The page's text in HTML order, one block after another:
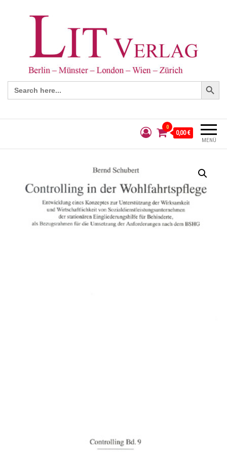
Search
for:
Search Button
MENÜ
0
0,00 €